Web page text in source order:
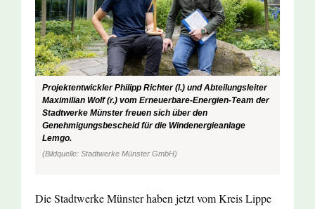
Projektentwickler Philipp Richter (l.) und Abteilungsleiter
Maximilian Wolf (r.) vom Erneuerbare-Energien-Team der
Stadtwerke Münster freuen sich über den
Genehmigungsbescheid für die Windenergieanlage
Lemgo.
(Bildquelle: Stadtwerke Münster GmbH)
Die Stadtwerke Münster haben jetzt vom Kreis Lippe